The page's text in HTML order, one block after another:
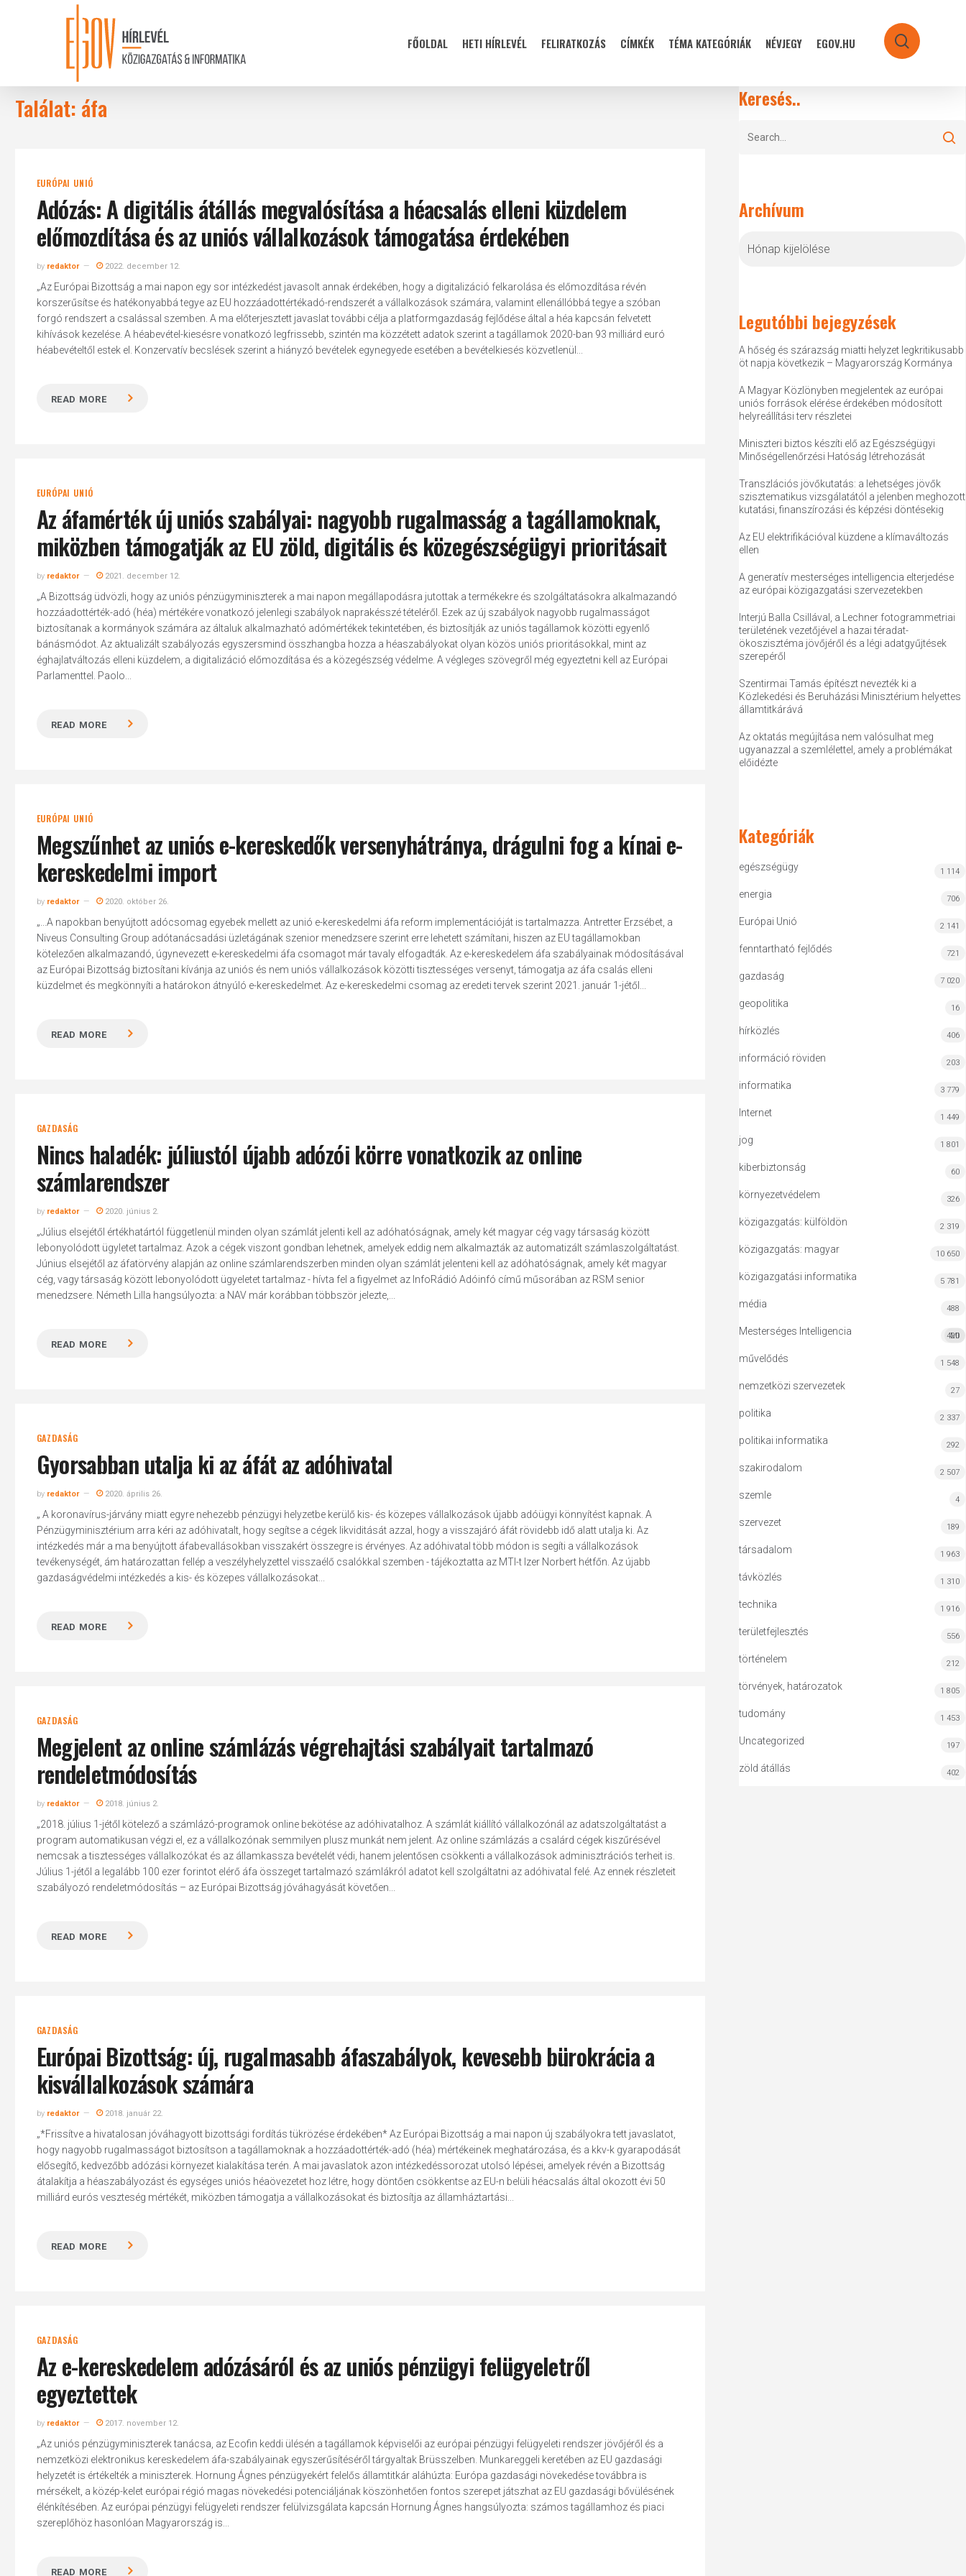
Hit enter to search or ESC to close
FŐOLDAL HETI HÍRLEVÉL FELIRATKOZÁS CÍMKÉK TÉMA KATEGÓRIÁK NÉVJEGY EGOV.HU search
Találat: áfa
EURÓPAI UNIÓ
Adózás: A digitális átállás megvalósítása a héacsalás elleni küzdelem
előmozdítása és az uniós vállalkozások támogatása érdekében
by redaktor 2022. december 12.
„Az Európai Bizottság a mai napon egy sor intézkedést javasolt annak érdekében, hogy a digitalizáció felkarolása és előmozdítása révén
korszerűsítse és hatékonyabbá tegye az EU hozzáadottértékadó-rendszerét a vállalkozások számára, valamint ellenállóbbá tegye a szóban
forgó rendszert a csalással szemben. A ma előterjesztett javaslat további célja a platformgazdaság fejlődése által a héa kapcsán felvetett
kihívások kezelése. A héabevétel-kiesésre vonatkozó legfrissebb, szintén ma közzétett adatok szerint a tagállamok 2020-ban 93 milliárd euró
héabevételtől estek el. Konzervatív becslések szerint a hiányzó bevételek egynegyede esetében a bevételkiesés közvetlenül...
READ MORE
EURÓPAI UNIÓ
Az áfamérték új uniós szabályai: nagyobb rugalmasság a tagállamoknak,
miközben támogatják az EU zöld, digitális és közegészségügyi prioritásait
by redaktor 2021. december 12.
„A Bizottság üdvözli, hogy az uniós pénzügyminiszterek a mai napon megállapodásra jutottak a termékekre és szolgáltatásokra alkalmazandó
hozzáadottérték-adó (héa) mértékére vonatkozó jelenlegi szabályok naprakésszé tételéről. Ezek az új szabályok nagyobb rugalmasságot
biztosítanak a kormányok számára az általuk alkalmazható adómértékek tekintetében, és biztosítják az uniós tagállamok közötti egyenlő
bánásmódot. Az aktualizált szabályozás egyszersmind összhangba hozza a héaszabályokat olyan közös uniós prioritásokkal, mint az
éghajlatváltozás elleni küzdelem, a digitalizáció előmozdítása és a közegészség védelme. A végleges szövegről még egyeztetni kell az Európai
Parlamenttel. Paolo...
READ MORE
EURÓPAI UNIÓ
Megszűnhet az uniós e-kereskedők versenyhátránya, drágulni fog a kínai e-
kereskedelmi import
by redaktor 2020. október 26.
„...A napokban benyújtott adócsomag egyebek mellett az unió e-kereskedelmi áfa reform implementációját is tartalmazza. Antretter Erzsébet, a
Niveus Consulting Group adótanácsadási üzletágának szenior menedzsere szerint erre lehetett számítani, hiszen az EU tagállamokban
kötelezően alkalmazandó, úgynevezett e-kereskedelmi áfa csomagot már tavaly elfogadták. Az e-kereskedelem áfa szabályainak módosításával
az Európai Bizottság biztosítani kívánja az uniós és nem uniós vállalkozások közötti tisztességes versenyt, támogatja az áfa csalás elleni
küzdelmet és megkönnyíti a határokon átnyúló e-kereskedelmet. Az e-kereskedelmi csomag az eredeti tervek szerint 2021. január 1-jétől...
READ MORE
GAZDASÁG
Nincs haladék: júliustól újabb adózói körre vonatkozik az online
számlarendszer
by redaktor 2020. június 2.
„Július elsejétől értékhatártól függetlenül minden olyan számlát jelenti kell az adóhatóságnak, amely két magyar cég vagy társaság között
lebonyolódott ügyletet tartalmaz. Azok a cégek viszont gondban lehetnek, amelyek eddig nem alkalmazták az automatizált számlaszolgáltatást.
Június elsejétől az áfatörvény alapján az online számlarendszerben minden olyan számlát jelenteni kell az adóhatóságnak, amely két magyar
cég, vagy társaság között lebonyolódott ügyeletet tartalmaz - hívta fel a figyelmet az InfoRádió Adóinfó című műsorában az RSM senior
menedzsere. Németh Lilla hangsúlyozta: a NAV már korábban többször jelezte,...
READ MORE
GAZDASÁG
Gyorsabban utalja ki az áfát az adóhivatal
by redaktor 2020. április 26.
„ A koronavírus-járvány miatt egyre nehezebb pénzügyi helyzetbe kerülő kis- és közepes vállalkozások újabb adóügyi könnyítést kapnak. A
Pénzügyminisztérium arra kéri az adóhivatalt, hogy segítse a cégek likviditását azzal, hogy a visszajáró áfát rövidebb idő alatt utalja ki. Az
intézkedés már a ma benyújtott áfabevallásokban visszakért összegre is érvényes. Az adóhivatal több módon is segíti a vállalkozások
tevékenységét, ám határozattan fellép a veszélyhelyzettel visszaélő csalókkal szemben - tájékoztatta az MTI-t Izer Norbert hétfőn. Az újabb
gazdaságvédelmi intézkedés a kis- és közepes vállalkozásokat...
READ MORE
GAZDASÁG
Megjelent az online számlázás végrehajtási szabályait tartalmazó
rendeletmódosítás
by redaktor 2018. június 2.
„2018. július 1-jétől kötelező a számlázó-programok online bekötése az adóhivatalhoz. A számlát kiállító vállalkozónál az adatszolgáltatást a
program automatikusan végzi el, ez a vállalkozónak semmilyen plusz munkát nem jelent. Az online számlázás a csalárd cégek kiszűrésével
nemcsak a tisztességes vállalkozókat és az államkassza bevételét védi, hanem jelentősen csökkenti a vállalkozások adminisztrációs terheit is.
Július 1-jétől a legalább 100 ezer forintot elérő áfa összeget tartalmazó számlákról adatot kell szolgáltatni az adóhivatal felé. Az ennek részleteit
szabályozó rendeletmódosítás – az Európai Bizottság jóváhagyását követően...
READ MORE
GAZDASÁG
Európai Bizottság: új, rugalmasabb áfaszabályok, kevesebb bürokrácia a
kisvállalkozások számára
by redaktor 2018. január 22.
„*Frissítve a hivatalosan jóváhagyott bizottsági fordítás tükrözése érdekében* Az Európai Bizottság a mai napon új szabályokra tett javaslatot,
hogy nagyobb rugalmasságot biztosítson a tagállamoknak a hozzáadottérték-adó (héa) mértékeinek meghatározása, és a kkv-k gyarapodását
elősegítő, kedvezőbb adózási környezet kialakítása terén. A mai javaslatok azon intézkedéssorozat utolsó lépései, amelyek révén a Bizottság
átalakítja a héaszabályozást és egységes uniós héaövezetet hoz létre, hogy döntően csökkentse az EU-n belüli héacsalás által okozott évi 50
milliárd eurós veszteség mértékét, miközben támogatja a vállalkozásokat és biztosítja az államháztartási...
READ MORE
GAZDASÁG
Az e-kereskedelem adózásáról és az uniós pénzügyi felügyeletről
egyeztettek
by redaktor 2017. november 12.
„Az uniós pénzügyminiszterek tanácsa, az Ecofin keddi ülésén a tagállamok képviselői az európai pénzügyi felügyeleti rendszer jövőjéről és a
nemzetközi elektronikus kereskedelem áfa-szabályainak egyszerűsítéséről tárgyaltak Brüsszelben. Munkareggeli keretében az EU gazdasági
helyzetét is értékelték a miniszterek. Hornung Ágnes pénzügyekért felelős államtitkár aláhúzta: Európa gazdasági növekedése továbbra is
mérsékelt, a közép-kelet európai régió magas növekedési potenciáljának köszönhetően fontos szerepet játszhat az EU gazdasági bővülésének
élénkítésében. Az európai pénzügyi felügyeleti rendszer felülvizsgálata kapcsán Hornung Ágnes hangsúlyozta: számos tagállamhoz és piaci
szereplőhöz hasonlóan Magyarország is...
READ MORE
Keresés..
Archívum
Legutóbbi bejegyzések
A hőség és szárazság miatti helyzet legkritikusabb
öt napja következik – Magyarország Kormánya
A Magyar Közlönyben megjelentek az európai
uniós források elérése érdekében módosított
helyreállítási terv részletei
Miniszteri biztos készíti elő az Egészségügyi
Minőségellenőrzési Hatóság létrehozását
Transzlációs jövőkutatás: a lehetséges jövők
szisztematikus vizsgálatától a jelenben meghozott
kutatási, finanszírozási és képzési döntésekig
Az EU elektrifikációval küzdene a klímaváltozás
ellen
A generatív mesterséges intelligencia elterjedése
az európai közigazgatási szervezetekben
Interjú Balla Csillával, a Lechner fotogrammetriai
területének vezetőjével a hazai téradat-
ökoszisztéma jövőjéről és a légi adatgyűjtések
szerepéről
Szentirmai Tamás építészt nevezték ki a
Közlekedési és Beruházási Minisztérium helyettes
államtitkárává
Az oktatás megújítása nem valósulhat meg
ugyanazzal a szemlélettel, amely a problémákat
előidézte
Kategóriák
egészségügy 1 114
energia 706
Európai Unió 2 141
fenntartható fejlődés 721
gazdaság 7 020
geopolitika 16
hírközlés 406
információ röviden 203
informatika 3 779
Internet 1 449
jog 1 801
kiberbiztonság 60
környezetvédelem 326
közigazgatás: külföldön 2 319
közigazgatás: magyar 10 650
közigazgatási informatika 5 781
média 488
Mesterséges Intelligencia MI
420
művelődés 1 548
nemzetközi szervezetek 27
politika 2 337
politikai informatika 292
szakirodalom 2 507
szemle 4
szervezet 189
társadalom 1 963
távközlés 1 310
technika 1 916
területfejlesztés 556
történelem 212
törvények, határozatok 1 805
tudomány 1 453
Uncategorized 197
zöld átállás 402